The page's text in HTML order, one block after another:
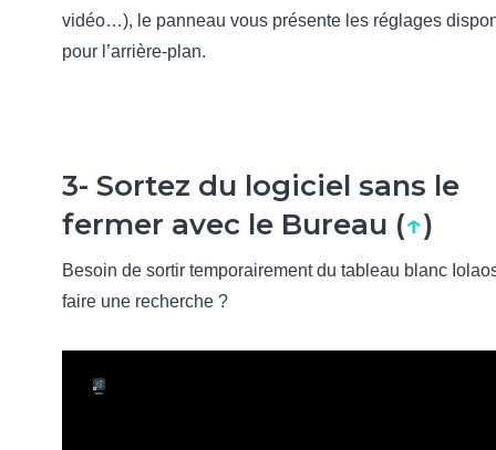
vidéo…), le panneau vous présente les réglages
pour l’arrière-plan.
3- Sortez du logiciel sans le
fermer avec le Bureau (↑)
Besoin de sortir temporairement du tableau blanc
faire une recherche ?